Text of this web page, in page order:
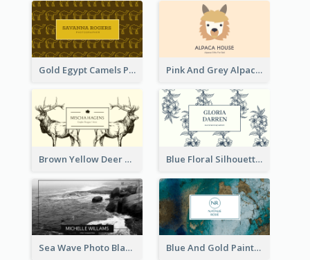
Gold Egypt Camels Patterns Illustration Business Card Pink And Grey Alpaca Illustration Business Card
Brown Yellow Deer Silhouette Business Card Blue Floral Silhouette Elegant Business Card
Sea Wave Photo Black And White Business Card Blue And Gold Painting Texture Business Card